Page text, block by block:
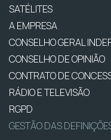
SATÉLITES
A EMPRESA
CONSELHO GERAL
CONSELHO DE OPINIÃO
CONTRATO DE
RÁDIO E TELEVISÃO
RGPD
GESTÃO DAS